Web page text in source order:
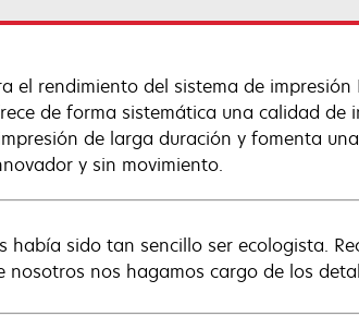
el rendimiento del sistema de
de forma sistemática una calidad de
de larga duración y fomenta
y sin movimiento.
había sido tan sencillo ser ecologista.
nosotros nos hagamos cargo de los